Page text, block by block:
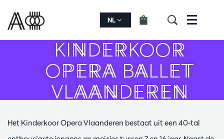
NL Menu
KINDERKOOR
OPERA BALLET
VLAANDEREN
Het Kinderkoor Opera Vlaanderen bestaat uit een 40-tal